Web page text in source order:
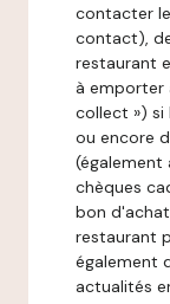
contacter
contact),
restaurant
à emporter
collect ») si
ou encore
(également
chèques
bon
restaurant
également
actualités